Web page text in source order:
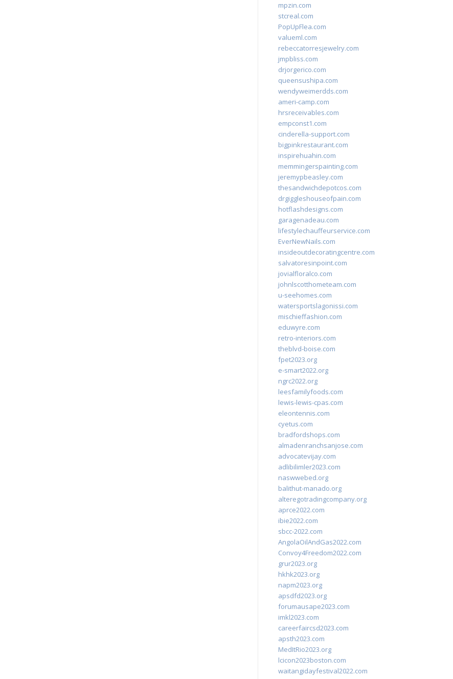
mpzin.com
stcreal.com
PopUpFlea.com
valueml.com
rebeccatorresjewelry.com
jmpbliss.com
drjorgerico.com
queensushipa.com
wendyweimerdds.com
ameri-camp.com
hrsreceivables.com
empconst1.com
cinderella-support.com
bigpinkrestaurant.com
inspirehuahin.com
memmingerspainting.com
jeremypbeasley.com
thesandwichdepotcos.com
drgiggleshouseofpain.com
hotflashdesigns.com
garagenadeau.com
lifestylechauffeurservice.com
EverNewNails.com
insideoutdecoratingcentre.com
salvatoresinpoint.com
jovialfloralco.com
johnlscotthometeam.com
u-seehomes.com
watersportslagonissi.com
mischieffashion.com
eduwyre.com
retro-interiors.com
theblvd-boise.com
fpet2023.org
e-smart2022.org
ngrc2022.org
leesfamilyfoods.com
lewis-lewis-cpas.com
eleontennis.com
cyetus.com
bradfordshops.com
almadenranchsanjose.com
advocatevijay.com
adlibilimler2023.com
naswwebed.org
balithut-manado.org
alteregotradingcompany.org
aprce2022.com
ibie2022.com
sbcc-2022.com
AngolaOilAndGas2022.com
Convoy4Freedom2022.com
grur2023.org
hkhk2023.org
napm2023.org
apsdfd2023.org
forumausape2023.com
imkl2023.com
careerfaircsd2023.com
apsth2023.com
MedItRio2023.org
lcicon2023boston.com
waitangidayfestival2022.com